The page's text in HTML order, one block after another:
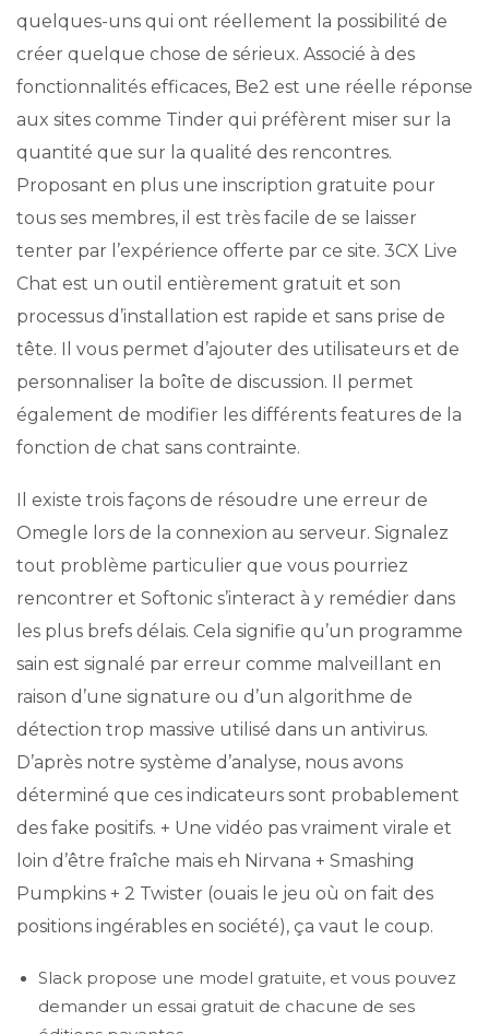
quelques-uns qui ont réellement la possibilité de
créer quelque chose de sérieux. Associé à des
fonctionnalités efficaces, Be2 est une réelle réponse
aux sites comme Tinder qui préfèrent miser sur la
quantité que sur la qualité des rencontres.
Proposant en plus une inscription gratuite pour
tous ses membres, il est très facile de se laisser
tenter par l’expérience offerte par ce site. 3CX Live
Chat est un outil entièrement gratuit et son
processus d’installation est rapide et sans prise de
tête. Il vous permet d’ajouter des utilisateurs et de
personnaliser la boîte de discussion. Il permet
également de modifier les différents features de la
fonction de chat sans contrainte.
Il existe trois façons de résoudre une erreur de
Omegle lors de la connexion au serveur. Signalez
tout problème particulier que vous pourriez
rencontrer et Softonic s’interact à y remédier dans
les plus brefs délais. Cela signifie qu’un programme
sain est signalé par erreur comme malveillant en
raison d’une signature ou d’un algorithme de
détection trop massive utilisé dans un antivirus.
D’après notre système d’analyse, nous avons
déterminé que ces indicateurs sont probablement
des fake positifs. + Une vidéo pas vraiment virale et
loin d’être fraîche mais eh Nirvana + Smashing
Pumpkins + 2 Twister (ouais le jeu où on fait des
positions ingérables en société), ça vaut le coup.
Slack propose une model gratuite, et vous pouvez
demander un essai gratuit de chacune de ses